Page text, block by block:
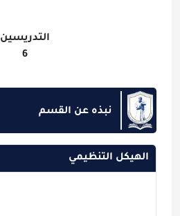
التدريسين
6
نبذه عن القسم
الهيكل التنظيمي